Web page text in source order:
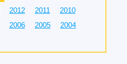
2012 2011
2010
2006 2005
2004